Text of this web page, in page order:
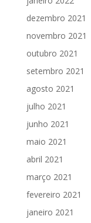
dezembro 2021
novembro 2021
outubro 2021
setembro 2021
agosto 2021
julho 2021
junho 2021
maio 2021
abril 2021
março 2021
fevereiro 2021
janeiro 2021